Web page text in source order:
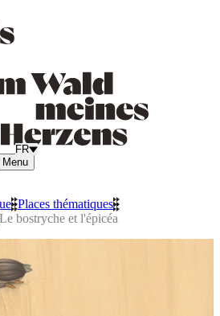
Menu
FR
»Places thématiques»
Le bostryche et l'épicéa